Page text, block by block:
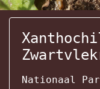
Nationaal